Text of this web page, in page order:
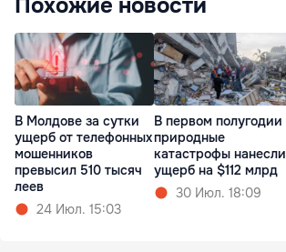
В Молдове за сутки
ущерб от телефонных
мошенников
превысил 510 тысяч
леев
24 Июл. 15:03
В первом полугодии
природные
катастрофы нанесли
ущерб на $112 млрд
30 Июл. 18:09